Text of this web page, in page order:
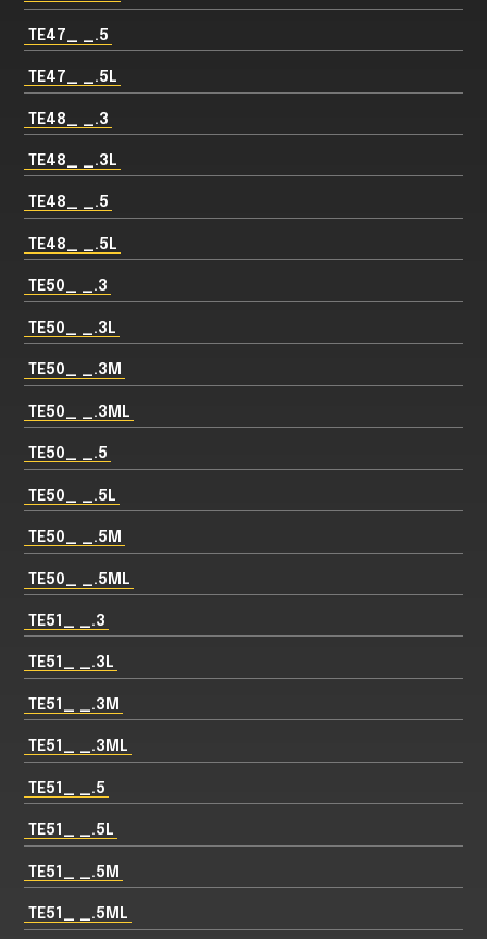
TE47_ _.5
TE47_ _.5L
TE48_ _.3
TE48_ _.3L
TE48_ _.5
TE48_ _.5L
TE50_ _.3
TE50_ _.3L
TE50_ _.3M
TE50_ _.3ML
TE50_ _.5
TE50_ _.5L
TE50_ _.5M
TE50_ _.5ML
TE51_ _.3
TE51_ _.3L
TE51_ _.3M
TE51_ _.3ML
TE51_ _.5
TE51_ _.5L
TE51_ _.5M
TE51_ _.5ML